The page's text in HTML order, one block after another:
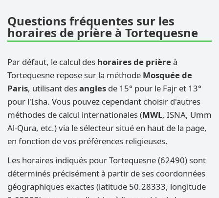
Questions fréquentes sur les
horaires de prière à Tortequesne
Par défaut, le calcul des horaires de prièreà
Tortequesne repose sur la méthode Mosquée de
Paris, utilisant desangles de 15° pour le Fajr et 13°
pour l'Isha. Vous pouvez cependant choisir d'autres
méthodes de calcul internationales (MWL, ISNA, Umm
Al-Qura, etc.) via le sélecteur situé en haut de la page,
en fonction de vos préférences religieuses.
Les horaires indiqués pour Tortequesne (62490) sont
déterminés précisément à partir de ses coordonnées
géographiques exactes (latitude 50.28333, longitude